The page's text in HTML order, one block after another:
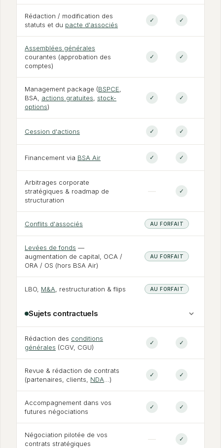
Rédaction / modification des
statuts et du pacte d'associés
✓ ✓
Assemblées générales
courantes (approbation des
comptes)
✓ ✓
Management package (BSPCE
BSA, actions gratuites
stock-
options)
✓ ✓
Cession d'actions ✓ ✓
Financement via BSA Air ✓ ✓
Arbitrages corporate
stratégiques & roadmap de
structuration
— ✓
Conflits d'associés AU FORFAIT
Levées de fonds —
augmentation de capital, OCA /
ORA / OS (hors BSA Air)
AU FORFAIT
LBO, M&A , restructuration & flips AU FORFAIT
Sujets contractuels
Rédaction des conditions
générales (CGV, CGU)
✓ ✓
Revue & rédaction de contrats
(partenaires, clients, NDA …)
✓ ✓
Accompagnement dans vos
futures négociations
✓ ✓
Négociation pilotée de vos
contrats stratégiques
— ✓